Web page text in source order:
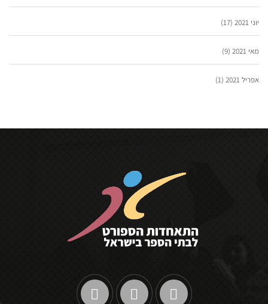
יוני 2021 (17)
מאי 2021 (9)
אפריל 2021 (1)